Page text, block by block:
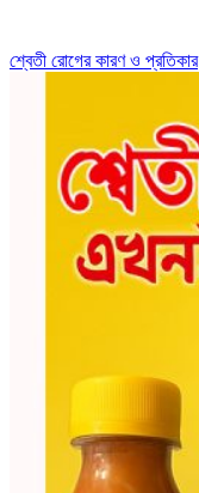
শ্বেতী রোগের কারণ ও প্রতিকার